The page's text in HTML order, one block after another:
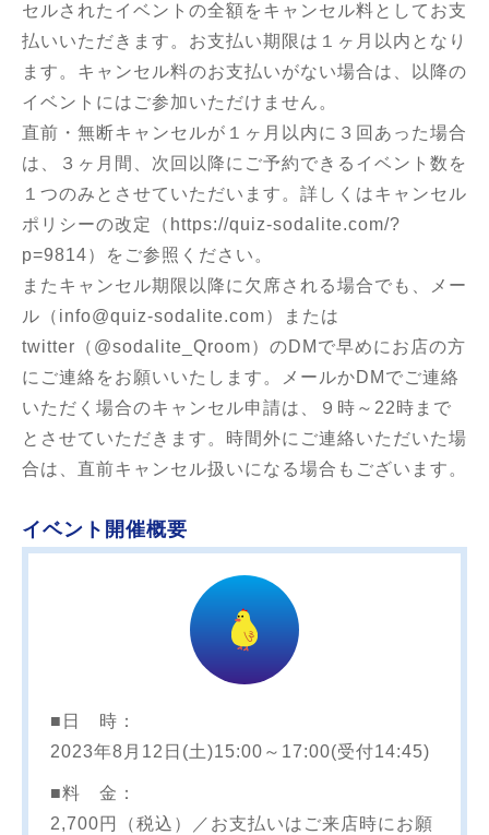
セルされたイベントの全額をキャンセル料としてお支
払いいただきます。お支払い期限は１ヶ月以内となり
ます。キャンセル料のお支払いがない場合は、以降の
イベントにはご参加いただけません。
直前・無断キャンセルが１ヶ月以内に３回あった場合
は、３ヶ月間、次回以降にご予約できるイベント数を
１つのみとさせていただいます。詳しくはキャンセル
ポリシーの改定（ https://quiz-sodalite.com/?
p=9814）をご参照ください。
またキャンセル期限以降に欠席される場合でも、メー
ル（info@quiz-sodalite.com）または
twitter（@sodalite_Qroom）のDMで早めにお店の方
にご連絡をお願いいたします。メールかDMでご連絡
いただく場合のキャンセル申請は、９時～22時まで
とさせていただきます。時間外にご連絡いただいた場
合は、直前キャンセル扱いになる場合もございます。
イベント開催概要
■日 時：
2023年8月12日(土)15:00～17:00(受付14:45)
■料 金：
2,700円（税込）／お支払いはご来店時にお願